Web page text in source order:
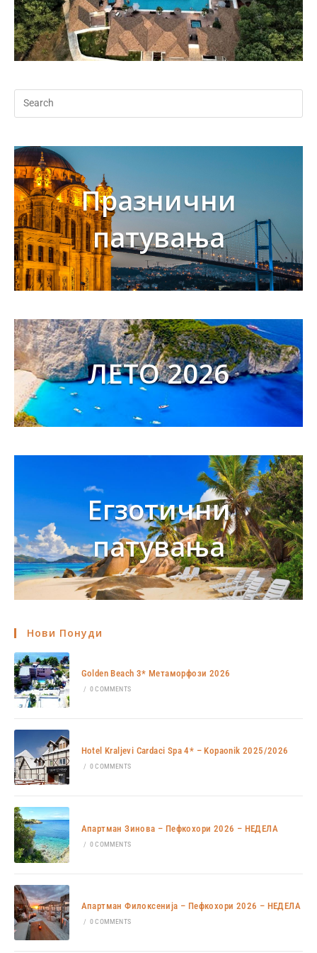
Празнични
патувања
ЛЕТО 2026
Егзотични
патувања
Нови Понуди
Golden Beach 3* Метаморфози 2026
/ 0 COMMENTS
Hotel Kraljevi Cardaci Spa 4* – Kopaonik 2025/2026
/ 0 COMMENTS
Апартман Зинова – Пефкохори 2026 – НЕДЕЛА
/ 0 COMMENTS
Апартман Филоксенија – Пефкохори 2026 – НЕДЕЛА
/ 0 COMMENTS